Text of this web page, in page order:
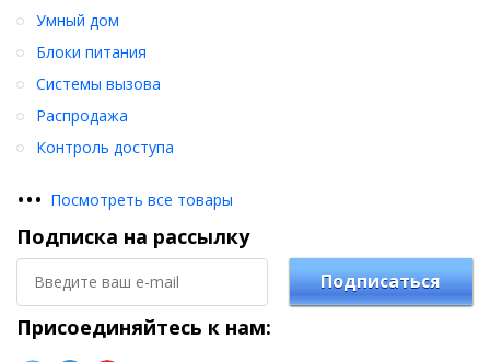
Умный дом
Блоки питания
Системы вызова
Распродажа
Контроль доступа
••• Посмотреть все товары
Подписка на рассылку
Подписаться
Присоединяйтесь к нам: